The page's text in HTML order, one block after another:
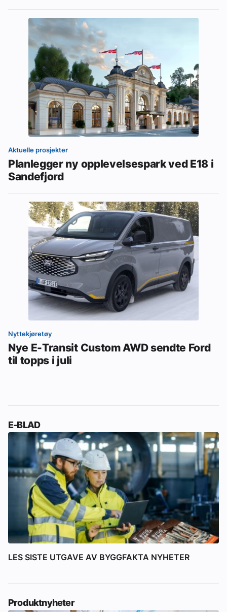
Aktuelle prosjekter
Planlegger ny opplevelsespark ved E18 i
Sandefjord
Nyttekjøretøy
Nye E-Transit Custom AWD sendte Ford
til topps i juli
E-BLAD
LES SISTE UTGAVE AV BYGGFAKTA NYHETER
Produktnyheter